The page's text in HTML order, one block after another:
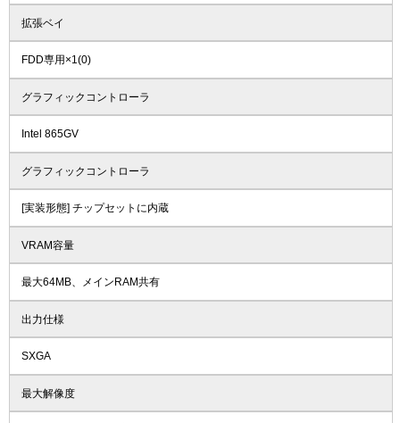
拡張ベイ
FDD専用×1(0)
グラフィックコントローラ
Intel 865GV
グラフィックコントローラ
[実装形態] チップセットに内蔵
VRAM容量
最大64MB、メインRAM共有
出力仕様
SXGA
最大解像度